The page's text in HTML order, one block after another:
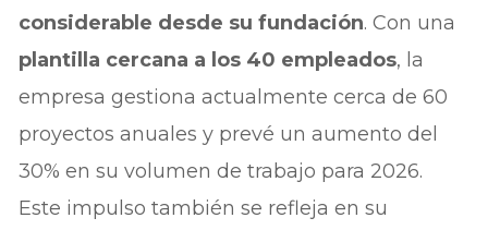
considerable desde su fundación. Con una
plantilla cercana a los 40 empleados, la
empresa gestiona actualmente cerca de 60
proyectos anuales y prevé un aumento del
30% en su volumen de trabajo para 2026.
Este impulso también se refleja en su